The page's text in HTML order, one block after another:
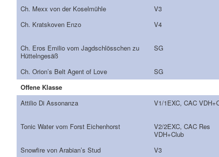
Ch. Mexx von der Koselmühle
V3
Ch. Kratskoven Enzo
V4
Ch. Eros Emilio vom Jagdschlösschen zu
Hüttelngesäß
SG
Ch. Orion’s Belt Agent of Love
SG
Offene Klasse
Attilio Di Assonanza
V1/1EXC, CAC
Tonic Water vom Forst Eichenhorst
V2/2EXC, CAC Res
VDH+Club
Snowfire von Arabian’s Stud
V3